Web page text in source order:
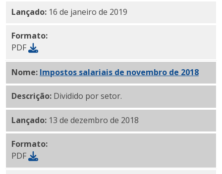
Lançado: 16 de janeiro de 2019
Formato:
PDF
Nome: Impostos salariais de novembro de 2018PDF
Descrição: Dividido por setor.
Lançado: 13 de dezembro de 2018
Formato:
PDF